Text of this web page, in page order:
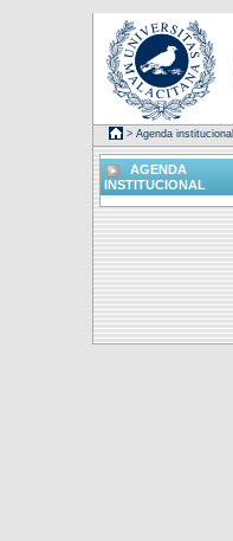
> Agenda institucional
AGENDA
INSTITUCIONAL